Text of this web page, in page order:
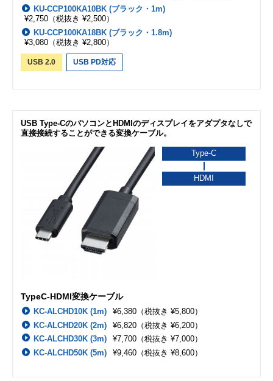
KU-CCP100KA10BK (ブラック・1m)
¥2,750（税抜き ¥2,500）
KU-CCP100KA18BK (ブラック・1.8m)
¥3,080（税抜き ¥2,800）
USB 2.0 USB PD対応
USB Type-CのパソコンとHDMIのディスプレイをアダプタなしで
直接接続することができる変換ケーブル。
Type-C
HDMI
TypeC-HDMI変換ケーブル
KC-ALCHD10K (1m) ¥6,380 （税抜き ¥5,800）
KC-ALCHD20K (2m)
¥6,820 （税抜き ¥6,200）
KC-ALCHD30K (3m)
¥7,700 （税抜き ¥7,000）
KC-ALCHD50K (5m)
¥9,460 （税抜き ¥8,600）